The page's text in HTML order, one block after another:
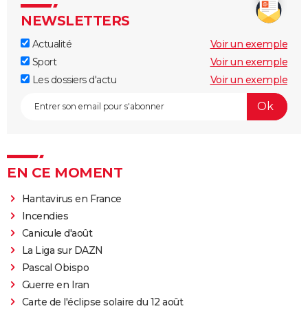
NEWSLETTERS
Actualité
Voir un exemple
Sport
Voir un exemple
Les dossiers d'actu
Voir un exemple
EN CE MOMENT
Hantavirus en France
Incendies
Canicule d'août
La Liga sur DAZN
Pascal Obispo
Guerre en Iran
Carte de l'éclipse solaire du 12 août